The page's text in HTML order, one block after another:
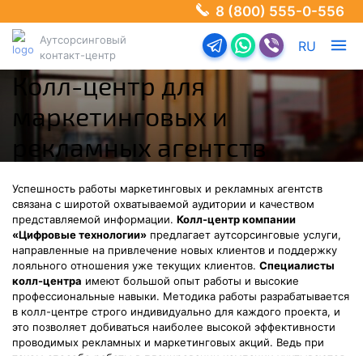
8 (800) 555-0-556
Аутсорсинговый
контакт-центр
Перейти в телеграм-
Перейти в Ватсап
Перейти в
RU
Колл-центр для
маркетинговых и
рекламных агентств
Успешность работы маркетинговых и рекламных агентств
связана с широтой охватываемой аудитории и качеством
представляемой информации. Колл-центр компании
«Цифровые технологии» предлагает аутсорсинговые услуги,
направленные на привлечение новых клиентов и поддержку
лояльного отношения уже текущих клиентов. Специалисты
колл-центра имеют большой опыт работы и высокие
профессиональные навыки. Методика работы разрабатывается
в колл-центре строго индивидуально для каждого проекта, и
это позволяет добиваться наиболее высокой эффективности
проводимых рекламных и маркетинговых акций. Ведь при